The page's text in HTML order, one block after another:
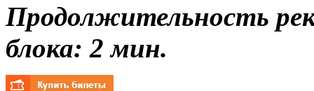
Продолжительность
блока: 2 мин.